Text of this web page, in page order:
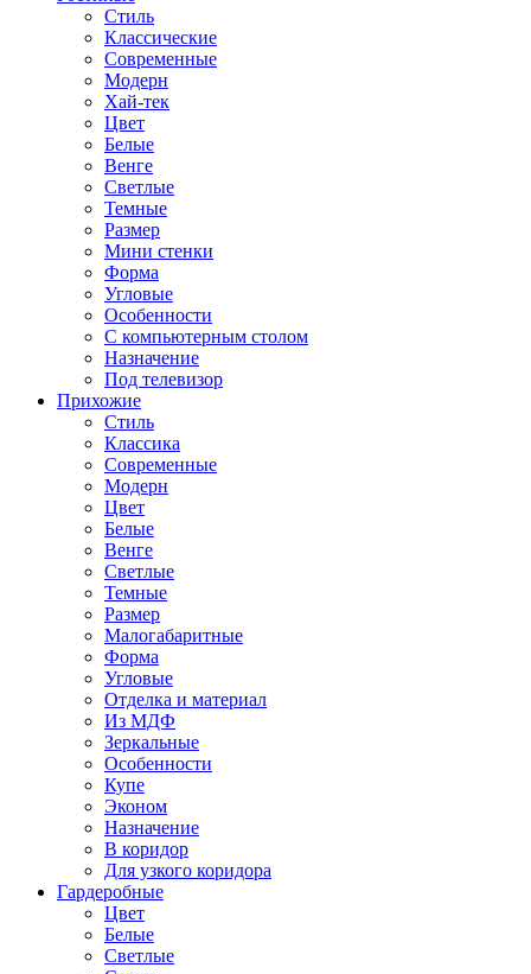
Стиль
Классические
Современные
Модерн
Хай-тек
Цвет
Белые
Венге
Светлые
Темные
Размер
Мини стенки
Форма
Угловые
Особенности
С компьютерным столом
Назначение
Под телевизор
Прихожие
Стиль
Классика
Современные
Модерн
Цвет
Белые
Венге
Светлые
Темные
Размер
Малогабаритные
Форма
Угловые
Отделка и материал
Из МДФ
Зеркальные
Особенности
Купе
Эконом
Назначение
В коридор
Для узкого коридора
Гардеробные
Цвет
Белые
Светлые